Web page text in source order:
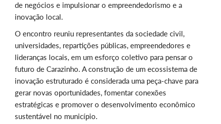
de negócios e impulsionar o empreendedorismo e a
inovação local.
O encontro reuniu representantes da sociedade civil,
universidades, repartições públicas, empreendedores e
lideranças locais, em um esforço coletivo para pensar o
futuro de Carazinho. A construção de um ecossistema de
inovação estruturado é considerada uma peça-chave para
gerar novas oportunidades, fomentar conexões
estratégicas e promover o desenvolvimento econômico
sustentável no município.